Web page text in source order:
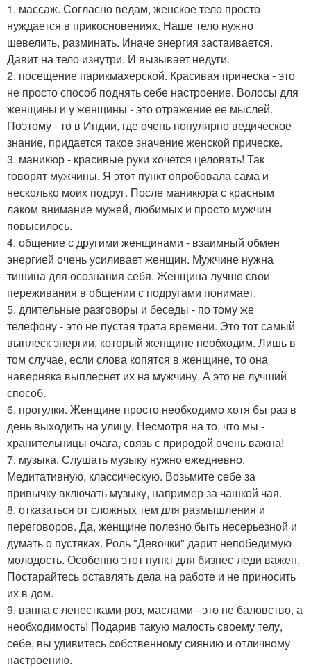
1. массаж. Согласно ведам, женское тело просто
нуждается в прикосновениях. Наше тело нужно
шевелить, разминать. Иначе энергия застаивается.
Давит на тело изнутри. И вызывает недуги.
2. посещение парикмахерской. Красивая прическа - это
не просто способ поднять себе настроение. Волосы для
женщины и у женщины - это отражение ее мыслей.
Поэтому - то в Индии, где очень популярно ведическое
знание, придается такое значение женской прическе.
3. маникюр - красивые руки хочется целовать! Так
говорят мужчины. Я этот пункт опробовала сама и
несколько моих подруг. После маникюра с красным
лаком внимание мужей, любимых и просто мужчин
повысилось.
4. общение с другими женщинами - взаимный обмен
энергией очень усиливает женщин. Мужчине нужна
тишина для осознания себя. Женщина лучше свои
переживания в общении с подругами понимает.
5. длительные разговоры и беседы - по тому же
телефону - это не пустая трата времени. Это тот самый
выплеск энергии, который женщине необходим. Лишь в
том случае, если слова копятся в женщине, то она
наверняка выплеснет их на мужчину. А это не лучший
способ.
6. прогулки. Женщине просто необходимо хотя бы раз в
день выходить на улицу. Несмотря на то, что мы -
хранительницы очага, связь с природой очень важна!
7. музыка. Слушать музыку нужно ежедневно.
Медитативную, классическую. Возьмите себе за
привычку включать музыку, например за чашкой чая.
8. отказаться от сложных тем для размышления и
переговоров. Да, женщине полезно быть несерьезной и
думать о пустяках. Роль "Девочки" дарит непобедимую
молодость. Особенно этот пункт для бизнес-леди важен.
Постарайтесь оставлять дела на работе и не приносить
их в дом.
9. ванна с лепестками роз, маслами - это не баловство, а
необходимость! Подарив такую малость своему телу,
себе, вы удивитесь собственному сиянию и отличному
настроению.